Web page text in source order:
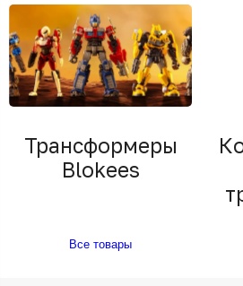
Трансформеры
Blokees
Все товары